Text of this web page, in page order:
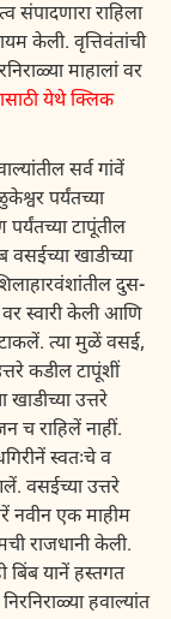
संपादणारा राहिला
केली. वृत्तिवंतांची
माहालां वर
येथे क्लिक
सर्व गांवें
पर्यंतच्या
टापूंतील
वसईच्या खाडीच्या
दुस-
वर स्वारी केली आणि
टाकलें. त्या मुळें वसई,
कडील टापूंशीं
उत्तरे
च राहिलें नाहीं.
स्वतःचे व
वसईच्या उत्तरे
नवीन एक माहीम
राजधानी केली.
बिंब यानें हस्तगत
हवाल्यांत